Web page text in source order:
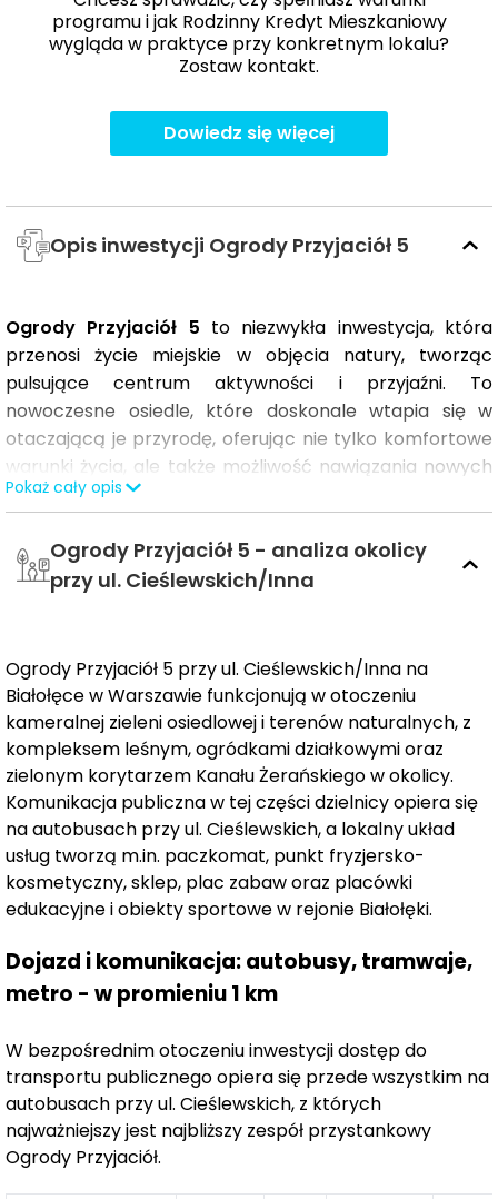
programu i jak Rodzinny Kredyt Mieszkaniowy
wygląda w praktyce przy konkretnym lokalu?
Zostaw kontakt.
Dowiedz się więcej
Opis inwestycji Ogrody Przyjaciół 5
Ogrody Przyjaciół 5 to niezwykła inwestycja, która
przenosi życie miejskie w objęcia natury, tworząc
pulsujące centrum aktywności i przyjaźni. To
nowoczesne osiedle, które doskonale wtapia się w
otaczającą je przyrodę, oferując nie tylko komfortowe
warunki życia, ale także możliwość nawiązania nowych
relacji, które mogą przerodzić się w trwałe przyjaźnie.
W rodzinnej atmosferze osiedla, z dala od zgiełku
centrum miasta, znajdziesz idealną przestrzeń dla
przestronnego miejsca nie tylko dla rodziny, ale również
do pracy? W Ogrodach Przyjaciół 5 masz elastyczny
wybór. Znajdziesz tutaj 106 domów w zabudowie
szeregowej o metrażach od 64 do 82 m², każdy z
garażem lub miejscem postojowym oraz prywatnym
ogrodem, którego powierzchnia może wynosić od 22 do
127 m². To Ty decydujesz, czy stworzysz tu prywatną
oazę spokoju czy otwartą przestrzeń, którą chętnie
odwiedzą przyjaciele i sąsiedzi.
Klasyczne bryły domów, wykończone tynkami w
ponadczasowej bieli i ciepłej szarości, emanują
elementach fasad i stolarki okiennej, doskonale
współgra z zielenią ogrodów, tworząc harmonijną
całość.
Komfort codziennego życia wzmocni również
Pokaż cały opis
Ogrody Przyjaciół 5 - analiza okolicy
przy ul. Cieślewskich/Inna
Ogrody Przyjaciół 5 przy ul. Cieślewskich/Inna na
Białołęce w Warszawie funkcjonują w otoczeniu
kameralnej zieleni osiedlowej i terenów naturalnych, z
kompleksem leśnym, ogródkami działkowymi oraz
zielonym korytarzem Kanału Żerańskiego w okolicy.
Komunikacja publiczna w tej części dzielnicy opiera się
na autobusach przy ul. Cieślewskich, a lokalny układ
usług tworzą m.in. paczkomat, punkt fryzjersko-
kosmetyczny, sklep, plac zabaw oraz placówki
edukacyjne i obiekty sportowe w rejonie Białołęki.
Dojazd i komunikacja: autobusy, tramwaje,
metro - w promieniu 1 km
W bezpośrednim otoczeniu inwestycji dostęp do
transportu publicznego opiera się przede wszystkim na
autobusach przy ul. Cieślewskich, z których
najważniejszy jest najbliższy zespół przystankowy
Ogrody Przyjaciół.